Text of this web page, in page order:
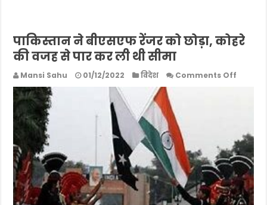
पाकिस्तान ने बीएसएफ रेंजर को छोड़ा, कोहरे
की वजह से पार कर ली थी सीमा
Mansi Sahu 01/12/2022 विदेश Comments Off
छोड़ा,
कोहरे
की
वजह
से
पार
कर